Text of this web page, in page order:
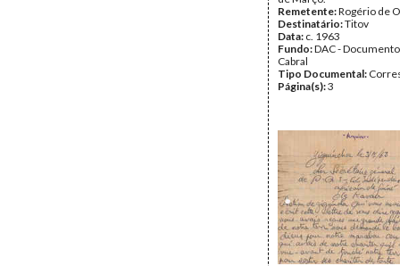
Remetente:Rogério de
Destinatário:Titov
Data: c. 1963
Fundo:DAC -
Cabral
Tipo Documental:
Página(s):3